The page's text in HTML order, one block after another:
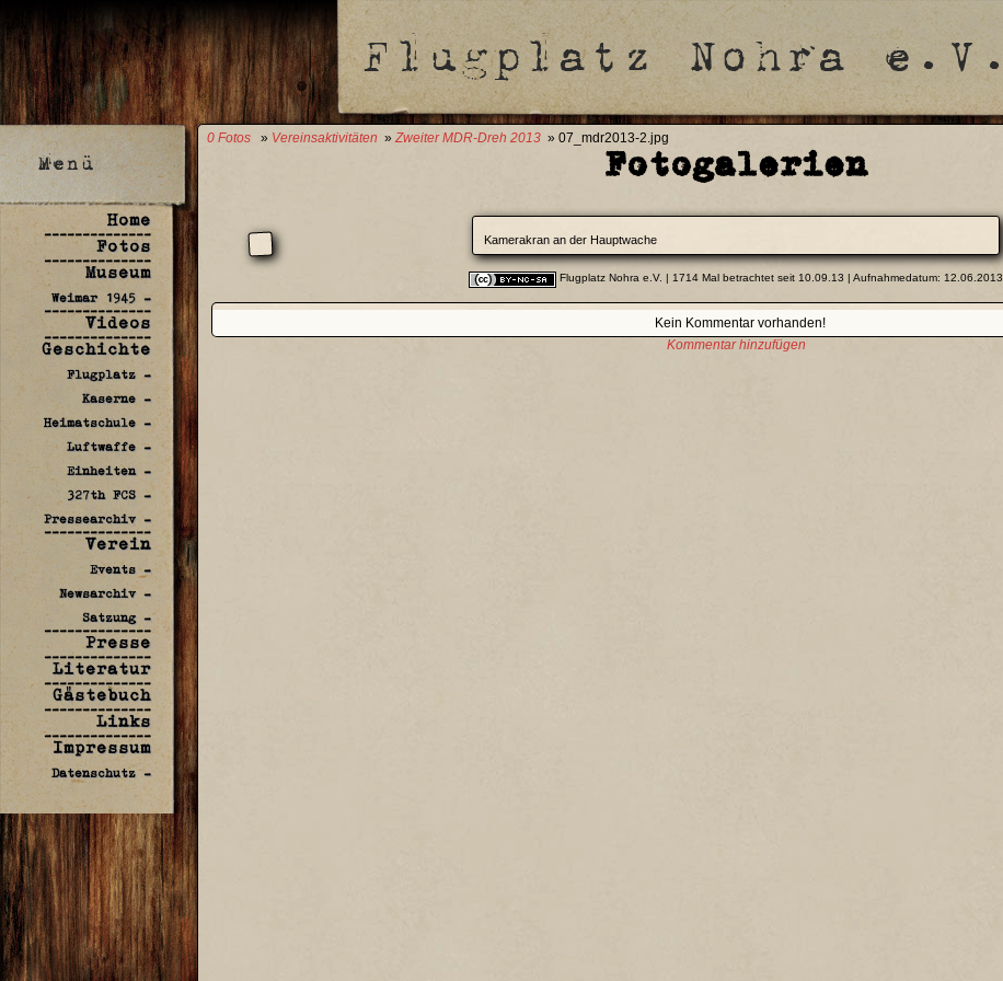
Home
--------------
Fotos
--------------
Museum
Weimar 1945 -
--------------
Videos
--------------
Geschichte
Flugplatz -
Kaserne -
Heimatschule -
Luftwaffe -
Einheiten -
327th FCS -
Pressearchiv -
--------------
Verein
Events -
Newsarchiv -
Satzung -
--------------
Presse
--------------
Literatur
--------------
Gästebuch
--------------
Links
--------------
Impressum
Datenschutz -
0 Fotos » Vereinsaktivitäten » Zweiter MDR-Dreh 2013 » 07_mdr2013-2.jpg
Fotogalerien
Kamerakran an der Hauptwache
Flugplatz Nohra e.V. | 1714 Mal betrachtet seit 10.09.13 | Aufnahmedatum: 12.06.2013
Kein Kommentar vorhanden!
Kommentar hinzufügen